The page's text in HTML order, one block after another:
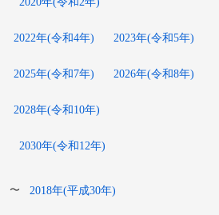
2022年(令和4年) 2023年(令和5年)
2025年(令和7年) 2026年(令和8年)
2028年(令和10年)
2030年(令和12年)
〜 2018年(平成30年)